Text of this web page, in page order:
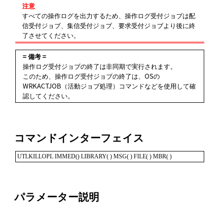
注意
すべての操作ログを出力するため、操作ログ受付ジョブは配
信受付ジョブ、集信受付ジョブ、要求受付ジョブより後に終
了させてください。
= 備考 =
操作ログ受付ジョブの終了は非同期で実行されます。
このため、操作ログ受付ジョブの終了は、OSの
WRKACTJOB（活動ジョブ処理）コマンドなどを使用して確
認してください。
コマンドインターフェイス
UTLKILLOPL IMMED() LIBRARY( ) MSG( ) FILE( ) MBR( )
パラメーター説明